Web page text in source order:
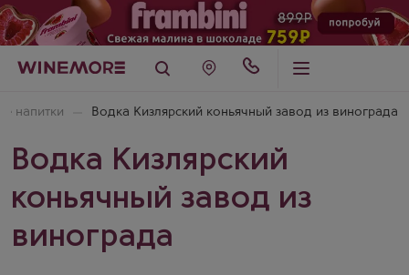
напитки Водка Кизлярский коньячный завод из винограда
Водка Кизлярский
коньячный завод из
винограда